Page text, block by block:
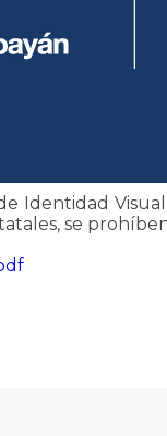
Identidad
se